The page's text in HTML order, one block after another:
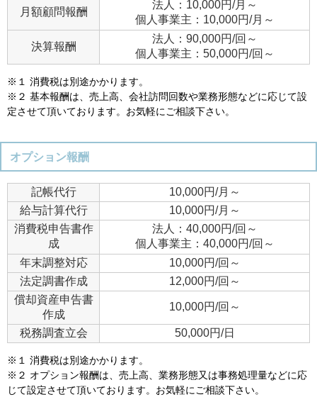
月額顧問報酬
法人：10,000円/月～
個人事業主：10,000円/月～
決算報酬
法人：90,000円/回～
個人事業主：50,000円/回～
※１ 消費税は別途かかります。
※２ 基本報酬は、売上高、会社訪問回数や業務形態などに応じて設
定させて頂いております。お気軽にご相談下さい。
オプション報酬
記帳代行
10,000円/月～
給与計算代行
10,000円/月～
消費税申告書作
成
法人：40,000円/回～
個人事業主：40,000円/回～
年末調整対応
10,000円/回～
法定調書作成
12,000円/回～
償却資産申告書
作成
10,000円/回～
税務調査立会 50,000円/日
※１ 消費税は別途かかります。
※２ オプション報酬は、売上高、業務形態又は事務処理量などに応
じて設定させて頂いております。お気軽にご相談下さい。